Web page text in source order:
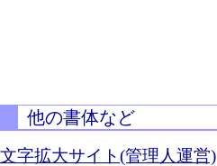
他の書体など
文字拡大サイト(管理人運営)